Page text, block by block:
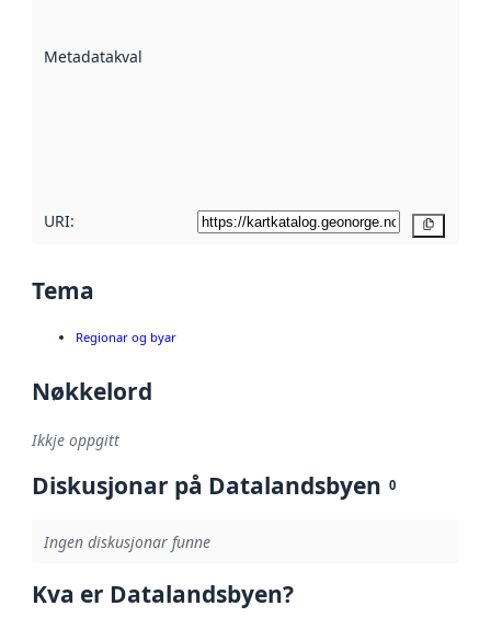
Metadatakvalitet
URI:
Tema
Regionar og byar
Nøkkelord
Ikkje oppgitt
Diskusjonar på Datalandsbyen 0
Ingen diskusjonar funne
Kva er Datalandsbyen?